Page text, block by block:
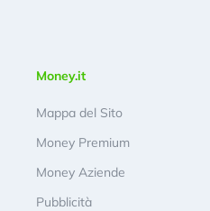
Money.it
Mappa del Sito
Money Premium
Money Aziende
Pubblicità